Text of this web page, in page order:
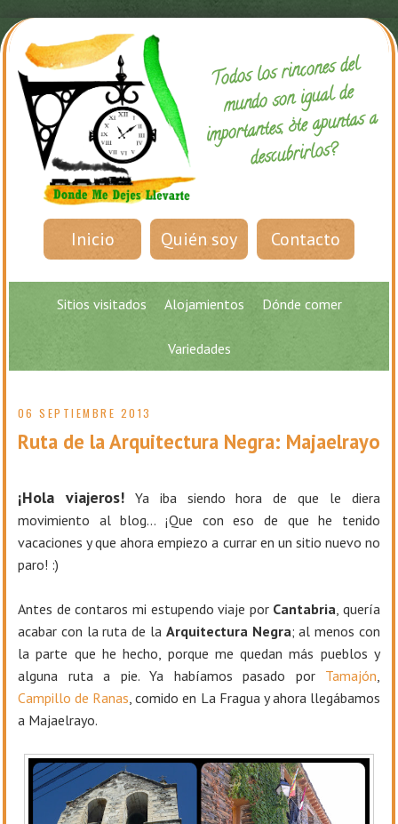
Todos los rincones del
mundo son igual de
importantes, ¿te apuntas a
descubrirlos?
Inicio Quién soy Contacto
Sitios visitados Alojamientos Dónde comer
Variedades
06 SEPTIEMBRE 2013
Ruta de la Arquitectura Negra: Majaelrayo
¡Hola viajeros!Ya iba siendo hora de que le diera
movimiento al blog… ¡Que con eso de que he tenido
vacaciones y que ahora empiezo a currar en un sitio nuevo no
paro! :)
Antes de contaros mi estupendo viaje por Cantabria , quería
acabar con la ruta de la Arquitectura Negra; al menos con
la parte que he hecho, porque me quedan más pueblos y
alguna ruta a pie. Ya habíamos pasado por Tamajón
Campillo de Ranas , comido en La Fragua y ahora llegábamos
a Majaelrayo.